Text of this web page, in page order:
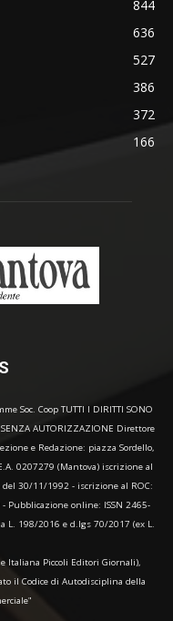
844
636
527
386
372
166
Soc. Coop TUTTI I DIRITTI SONO
SENZA AUTORIZZAZIONE Direttore
e Redazione: piazza Sordello,
0207279 (Mantova) iscrizione al
30/11/1992 - iscrizione al ROC:
Pubblicazione online: ISSN 2465-
L. 198/2016 e d.lgs 70/2017 (ex L.
Italiana Piccoli Editori Giornali),
il Codice di Autodisciplina della